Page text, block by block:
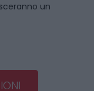
un